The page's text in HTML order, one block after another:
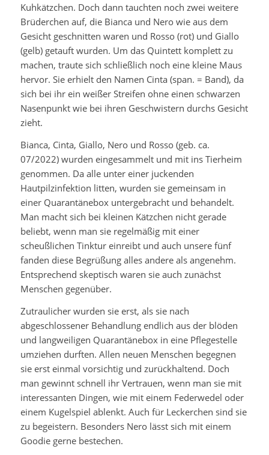
Kuhkätzchen. Doch dann tauchten noch zwei weitere
Brüderchen auf, die Bianca und Nero wie aus dem
Gesicht geschnitten waren und Rosso (rot) und Giallo
(gelb) getauft wurden. Um das Quintett komplett zu
machen, traute sich schließlich noch eine kleine Maus
hervor. Sie erhielt den Namen Cinta (span. = Band), da
sich bei ihr ein weißer Streifen ohne einen schwarzen
Nasenpunkt wie bei ihren Geschwistern durchs Gesicht
zieht.
Bianca, Cinta, Giallo, Nero und Rosso (geb. ca.
07/2022) wurden eingesammelt und mit ins Tierheim
genommen. Da alle unter einer juckenden
Hautpilzinfektion litten, wurden sie gemeinsam in
einer Quarantänebox untergebracht und behandelt.
Man macht sich bei kleinen Kätzchen nicht gerade
beliebt, wenn man sie regelmäßig mit einer
scheußlichen Tinktur einreibt und auch unsere fünf
fanden diese Begrüßung alles andere als angenehm.
Entsprechend skeptisch waren sie auch zunächst
Menschen gegenüber.
Zutraulicher wurden sie erst, als sie nach
abgeschlossener Behandlung endlich aus der blöden
und langweiligen Quarantänebox in eine Pflegestelle
umziehen durften. Allen neuen Menschen begegnen
sie erst einmal vorsichtig und zurückhaltend. Doch
man gewinnt schnell ihr Vertrauen, wenn man sie mit
interessanten Dingen, wie mit einem Federwedel oder
einem Kugelspiel ablenkt. Auch für Leckerchen sind sie
zu begeistern. Besonders Nero lässt sich mit einem
Goodie gerne bestechen.